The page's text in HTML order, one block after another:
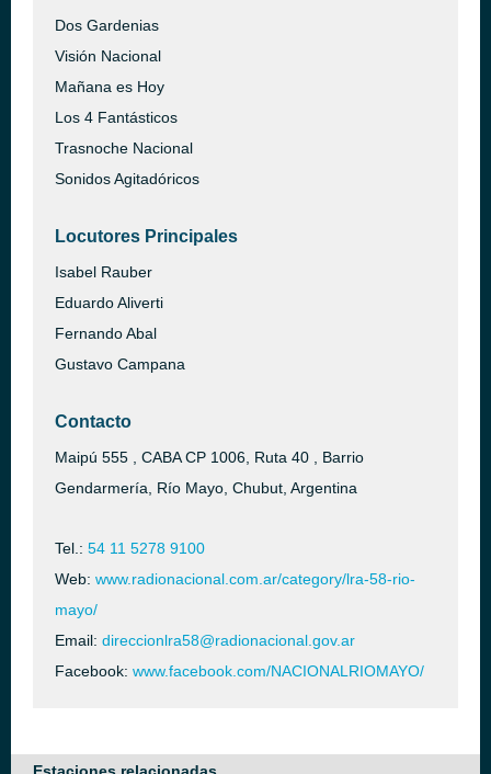
Dos Gardenias
Visión Nacional
Mañana es Hoy
Los 4 Fantásticos
Trasnoche Nacional
Sonidos Agitadóricos
Locutores Principales
Isabel Rauber
Eduardo Aliverti
Fernando Abal
Gustavo Campana
Contacto
Maipú 555 , CABA CP 1006, Ruta 40 , Barrio
Gendarmería, Río Mayo, Chubut, Argentina
Tel.: 54 11 5278 9100
Web: www.radionacional.com.ar/category/lra-58-rio-
mayo/
Email: direccionlra58@radionacional.gov.ar
Facebook: www.facebook.com/NACIONALRIOMAYO/